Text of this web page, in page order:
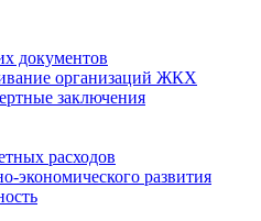
документов
организаций ЖКХ
заключения
расходов
экономического развития